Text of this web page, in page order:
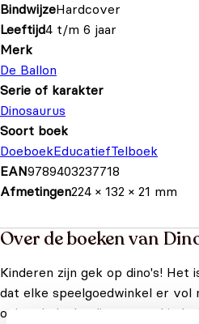
BindwijzeHardcover
Leeftijd4 t/m 6 jaar
Merk
De Ballon
Serie of karakter
Dinosaurus
Soort boek
DoeboekEducatiefTelboek
EAN9789403237718
Afmetingen224 × 132 × 21 mm
Over de boeken van
Kinderen zijn gek op dino's! Het
dat elke speelgoedwinkel er vol
ook vele leuke dinosaurus